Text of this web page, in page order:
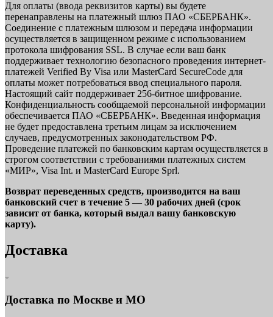
Для оплаты (ввода реквизитов карты) вы будете
перенаправлены на платежный шлюз ПАО «СБЕРБАНК».
Соединение с платежным шлюзом и передача информации
осуществляется в защищенном режиме с использованием
протокола шифрования SSL. В случае если ваш банк
поддерживает технологию безопасного проведения интернет-
платежей Verified By Visa или MasterCard SecureCode для
оплаты может потребоваться ввод специального пароля.
Настоящий сайт поддерживает 256-битное шифрование.
Конфиденциальность сообщаемой персональной информации
обеспечивается ПАО «СБЕРБАНК». Введенная информация
не будет предоставлена третьим лицам за исключением
случаев, предусмотренных законодательством РФ.
Проведение платежей по банковским картам осуществляется в
строгом соответствии с требованиями платежных систем
«МИР», Visa Int. и MasterCard Europe Sprl.
Возврат переведенных средств, производится на ваш
банковский счет в течение 5 — 30 рабочих дней (срок
зависит от банка, который выдал вашу банковскую
карту).
Доставка
Доставка по Москве и МО